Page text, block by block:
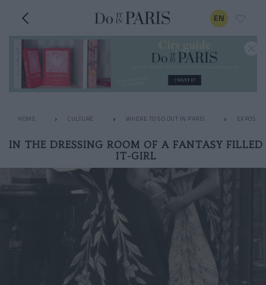
EN
HOME CULTURE WHERE TO GO OUT IN PARIS EXPOS
IN THE DRESSING ROOM OF A FANTASY FILLED
IT-GIRL